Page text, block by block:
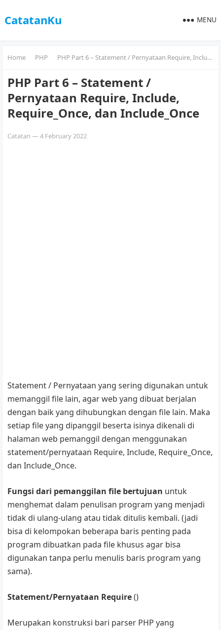
CatatanKu MENU
Home PHP PHP Part 6 – Statement / Pernyataan Require, Include, Require_Once, dan Include_Once
PHP Part 6 – Statement /
Pernyataan Require, Include,
Require_Once, dan Include_Once
Catatan —4 February 2022
Statement / Pernyataan yang sering digunakan untuk
memanggil file lain, agar web yang dibuat berjalan
dengan baik yang dihubungkan dengan file lain. Maka
setiap file yang dipanggil beserta isinya dikenali di
halaman web pemanggil dengan menggunakan
statement/pernyataan Require, Include, Require_Once,
dan Include_Once.
Fungsi dari pemanggilan file bertujuan untuk
menghemat dalam penulisan program yang menjadi
tidak di ulang-ulang atau tidak ditulis kembali. (jadi
bisa di kelompokan beberapa baris penting pada
program dibuatkan pada file khusus agar bisa
digunakan tanpa perlu menulis baris program yang
sama).
Statement/Pernyataan Require()
Merupakan konstruksi bari parser PHP yang